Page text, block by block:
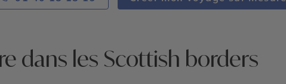
dans les Scottish borders